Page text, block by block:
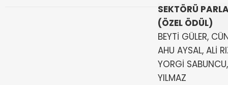
SEKTÖRÜ
(ÖZEL ÖDÜL)
BEYTİ GÜLER,
AHU AYSAL, ALİ
YORGİ
YILMAZ